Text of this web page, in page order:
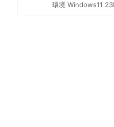
環境 Windows11